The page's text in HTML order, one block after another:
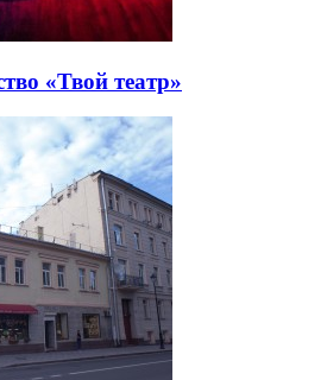
«Твой театр»